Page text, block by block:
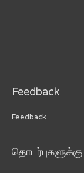
Feedback
Feedback
தொடர்புகளுக்கு